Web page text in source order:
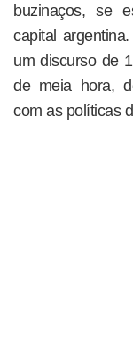
buzinaços, se
capital
um discurso de
de meia hora,
com as políticas